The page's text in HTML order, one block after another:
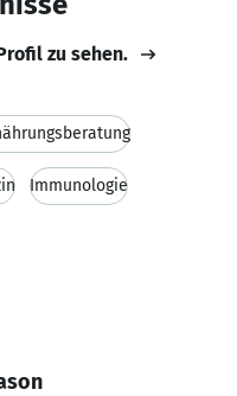
zu sehen.
Immunologie